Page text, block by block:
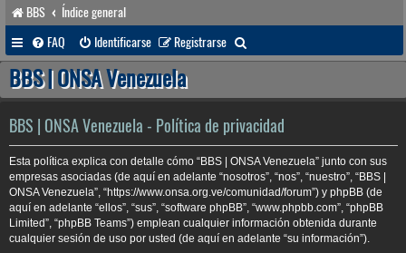
BBS
Índice general
FAQ
Identificarse Registrarse
u
a
r
BBS | ONSA Venezuela
BBS | ONSA Venezuela - Política de privacidad
Esta política explica con detalle cómo “BBS | ONSA Venezuela” junto con sus
empresas asociadas (de aquí en adelante “nosotros”, “nos”, “nuestro”, “BBS |
ONSA Venezuela”, “https://www.onsa.org.ve/comunidad/forum”) y phpBB (de
aquí en adelante “ellos”, “sus”, “software phpBB”, “www.phpbb.com”, “phpBB
Limited”, “phpBB Teams”) emplean cualquier información obtenida durante
cualquier sesión de uso por usted (de aquí en adelante “su información”).